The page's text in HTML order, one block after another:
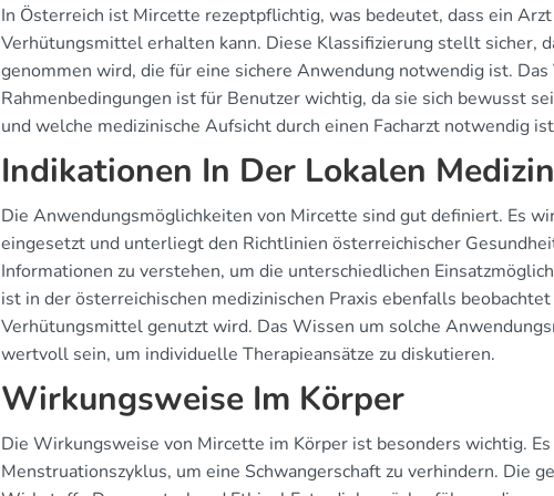
In Österreich ist Mircette rezeptpflichtig, was bedeutet, dass ein
Verhütungsmittel erhalten kann. Diese Klassifizierung stellt sicher,
genommen wird, die für eine sichere Anwendung notwendig ist.
Rahmenbedingungen ist für Benutzer wichtig, da sie sich bewusst
und welche medizinische Aufsicht durch einen Facharzt notwendig
Indikationen In Der Lokalen
Die Anwendungsmöglichkeiten von Mircette sind gut definiert. Es
eingesetzt und unterliegt den Richtlinien österreichischer
Informationen zu verstehen, um die unterschiedlichen
ist in der österreichischen medizinischen Praxis ebenfalls
Verhütungsmittel genutzt wird. Das Wissen um solche
wertvoll sein, um individuelle Therapieansätze zu diskutieren.
Wirkungsweise Im Körper
Die Wirkungsweise von Mircette im Körper ist besonders wichtig.
Menstruationszyklus, um eine Schwangerschaft zu verhindern. Die